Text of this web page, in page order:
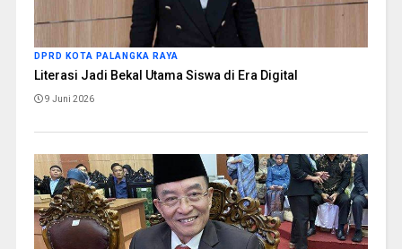
DPRD KOTA PALANGKA RAYA
Literasi Jadi Bekal Utama Siswa di Era Digital
9 Juni 2026